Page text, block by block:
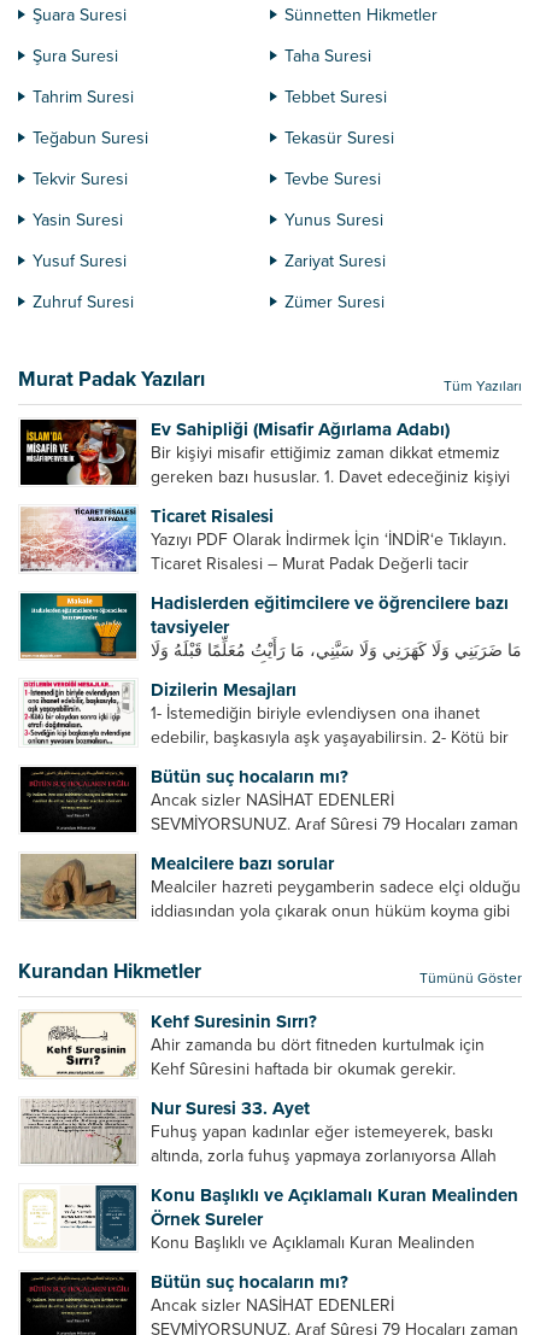
Şuara Suresi
Sünnetten Hikmetler
Şura Suresi
Taha Suresi
Tahrim Suresi
Tebbet Suresi
Teğabun Suresi
Tekasür Suresi
Tekvir Suresi
Tevbe Suresi
Yasin Suresi
Yunus Suresi
Yusuf Suresi
Zariyat Suresi
Zuhruf Suresi
Zümer Suresi
Murat Padak Yazıları Tüm Yazıları
Ev Sahipliği (Misafir Ağırlama Adabı)
Bir kişiyi misafir ettiğimiz zaman dikkat etmemiz
gereken bazı hususlar. 1. Davet edeceğiniz kişiyi
önce, bir hafta önce veya gün içinde davet edin....
Ticaret Risalesi
Yazıyı PDF Olarak İndirmek İçin ‘İNDİR‘e Tıklayın.
Ticaret Risalesi – Murat Padak Değerli tacir
ticaret yapmaktır. Peygamber efendimiz de ticaret
yapmıştır. Hz. Hatice...
Hadislerden eğitimcilere ve öğrencilere bazı
tavsiyeler
مَا ضَرَبَنِي وَلَا كَهَرَنِي وَلَا سَبَّنِي، مَا رَأَيْتُ مُعَلِّمًا قَبْلَهُ وَلَا
ve sellem beni dövmedi, azarlamadı ve bana
sövmedi. Ben ne ondan önce...
Dizilerin Mesajları
1- İstemediğin biriyle evlendiysen ona ihanet
edebilir, başkasıyla aşk yaşayabilirsin. 2- Kötü bir
Sevdiğin kişi başkasıyla evlendiyse onların
yuvasını bozmalısın. 4- Hiçbir dizide...
Bütün suç hocaların mı?
Ancak sizler NASİHAT EDENLERİ
SEVMİYORSUNUZ. Araf Sûresi 79 Hocaları zaman
geliştirmeleri hususunda bazen açık bazen gizli
tenkitlerde bulunmuşuzdur. Örneğin hocalarda
olması gereken hususları sıralar ve...
Mealcilere bazı sorular
Mealciler hazreti peygamberin sadece elçi olduğu
iddiasından yola çıkarak onun hüküm koyma gibi
elçilik yaptığı makam adına teşri yapamaz. Sadece
elçi kelimesinin manasından...
Kurandan Hikmetler Tümünü Göster
Kehf Suresinin Sırrı?
Ahir zamanda bu dört fitneden kurtulmak için
Kehf Sûresini haftada bir okumak gerekir.
din algısı, yanlış din öğreten hoca algısını yenmek
vb. Dini doğru...
Nur Suresi 33. Ayet
Fuhuş yapan kadınlar eğer istemeyerek, baskı
altında, zorla fuhuş yapmaya zorlanıyorsa Allah
cariyelerinizi dünya hayatının menfaatini elde
etmek için fuhuş yapmaya zorlamayın. Her...
Konu Başlıklı ve Açıklamalı Kuran Mealinden
Örnek Sureler
Konu Başlıklı ve Açıklamalı Kuran Mealinden
Bütün suç hocaların mı?
Ancak sizler NASİHAT EDENLERİ
SEVMİYORSUNUZ. Araf Sûresi 79 Hocaları zaman